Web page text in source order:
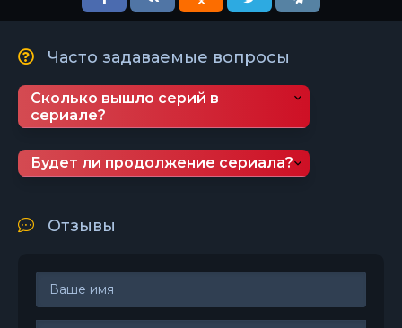
Часто задаваемые вопросы
Сколько вышло серий в
сериале?
Будет ли продолжение сериала?
Отзывы